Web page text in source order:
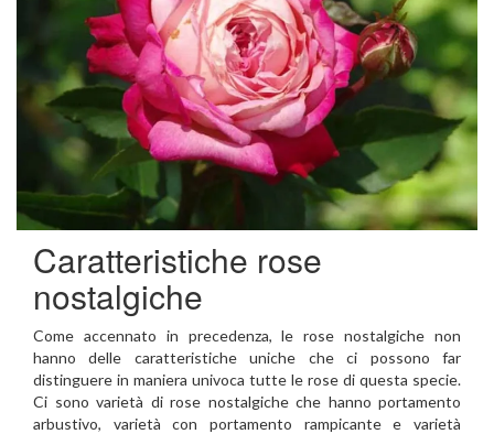
Caratteristiche rose
nostalgiche
Come accennato in precedenza, le rose nostalgiche non
hanno delle caratteristiche uniche che ci possono far
distinguere in maniera univoca tutte le rose di questa specie.
Ci sono varietà di rose nostalgiche che hanno portamento
arbustivo, varietà con portamento rampicante e varietà